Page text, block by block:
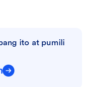
ito at pumili